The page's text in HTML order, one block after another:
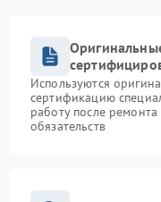
Используются
сертификацию
работу после
обязательств